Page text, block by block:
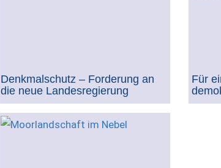
Denkmalschutz – Forderung an
die neue Landesregierung
Für